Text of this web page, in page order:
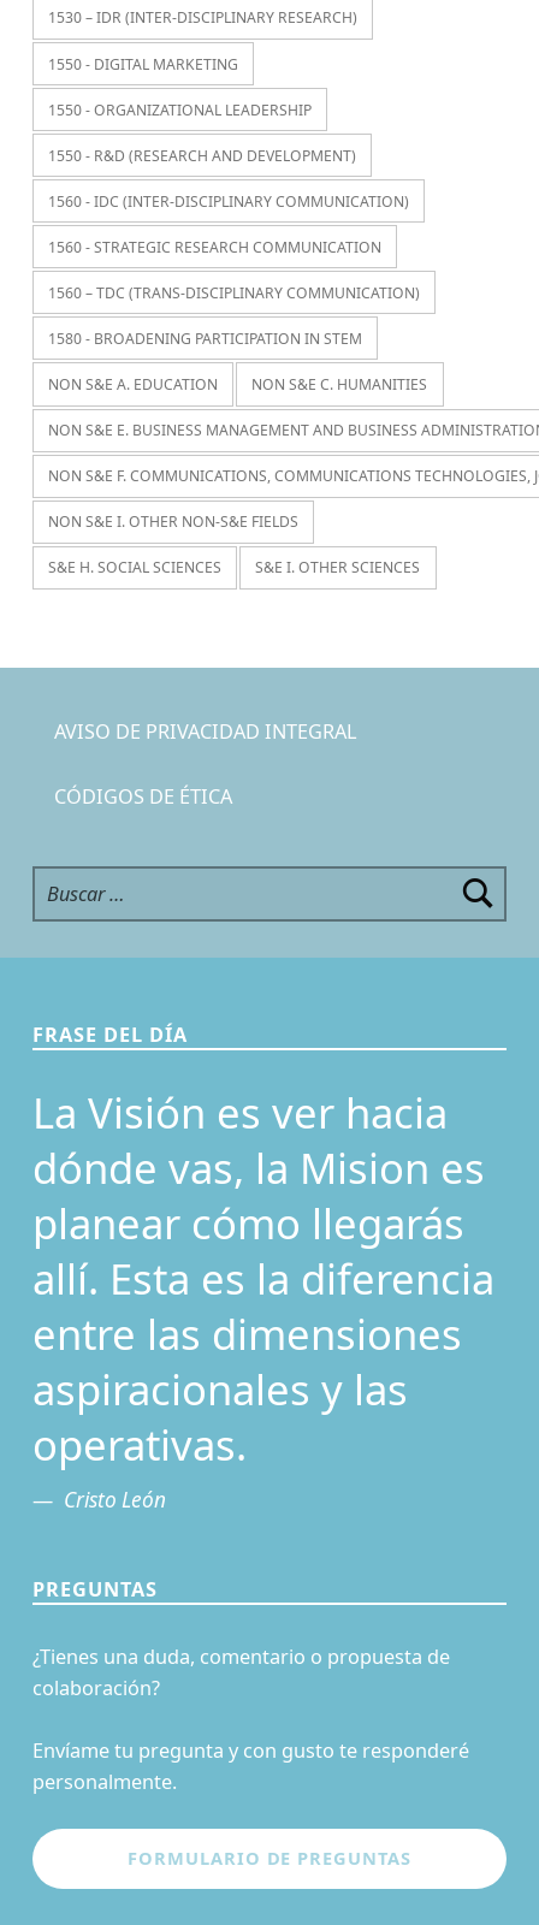
1530 – IDR (INTER-DISCIPLINARY RESEARCH)
1550 - DIGITAL MARKETING
1550 - ORGANIZATIONAL LEADERSHIP
1550 - R&D (RESEARCH AND DEVELOPMENT)
1560 - IDC (INTER-DISCIPLINARY COMMUNICATION)
1560 - STRATEGIC RESEARCH COMMUNICATION
1560 – TDC (TRANS-DISCIPLINARY COMMUNICATION)
1580 - BROADENING PARTICIPATION IN STEM
NON S&E A. EDUCATION NON S&E C. HUMANITIES
NON S&E E. BUSINESS MANAGEMENT AND BUSINESS
NON S&E F. COMMUNICATIONS, COMMUNICATIONS TECHNOLOGIES,
NON S&E I. OTHER NON-S&E FIELDS
S&E H. SOCIAL SCIENCES S&E I. OTHER SCIENCES
AVISO DE PRIVACIDAD INTEGRAL
CÓDIGOS DE ÉTICA
Buscar:
FRASE DEL DÍA
La Visión es ver hacia
dónde vas, la Mision es
planear cómo llegarás
allí. Esta es la diferencia
entre las dimensiones
aspiracionales y las
operativas.
Cristo León
PREGUNTAS
¿Tienes una duda, comentario o propuesta de
colaboración?
Envíame tu pregunta y con gusto te responderé
personalmente.